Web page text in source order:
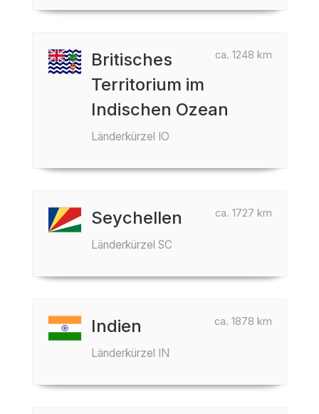
ca. 1248 km
Britisches
Territorium im
Indischen Ozean
Länderkürzel IO
ca. 1727 km
Seychellen
Länderkürzel SC
ca. 1878 km
Indien
Länderkürzel IN